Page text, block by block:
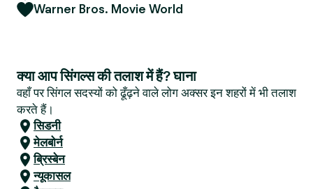
Warner Bros. Movie World
क्या आप सिंगल्स की तलाश में हैं? घाना
वहाँ पर सिंगल सदस्यों को ढूँढ़ने वाले लोग अक्सर इन शहरों में भी तलाश
करते हैं।
सिडनी
मेलबोर्न
ब्रिस्बेन
न्यूकासल